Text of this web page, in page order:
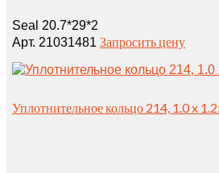
Seal 20.7*29*2
Арт. 21031481 Запросить цену
Уплотнительное кольцо 214, 1.0 x